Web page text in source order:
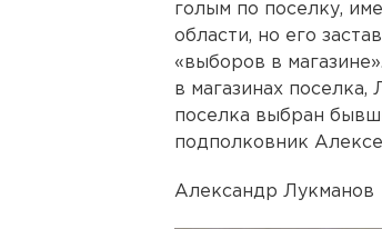
голым по поселку,
области, но его
«выборов в
в магазинах поселка,
поселка выбран
подполковник
Александр Лукманов